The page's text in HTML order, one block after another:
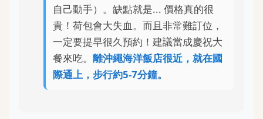
自己動手）。缺點就是... 價格真的很
貴！荷包會大失血。而且非常難訂位，
一定要提早很久預約！建議當成慶祝大
餐來吃。 離沖繩海洋飯店很近，就在國
際通上，步行約5-7分鐘。